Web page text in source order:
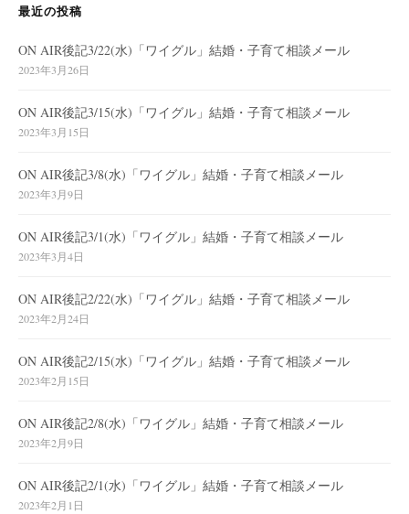
最近の投稿
ON AIR後記3/22(水)「ワイグル」結婚・子育て相談メール
2023年3月26日
ON AIR後記3/15(水)「ワイグル」結婚・子育て相談メール
2023年3月15日
ON AIR後記3/8(水)「ワイグル」結婚・子育て相談メール
2023年3月9日
ON AIR後記3/1(水)「ワイグル」結婚・子育て相談メール
2023年3月4日
ON AIR後記2/22(水)「ワイグル」結婚・子育て相談メール
2023年2月24日
ON AIR後記2/15(水)「ワイグル」結婚・子育て相談メール
2023年2月15日
ON AIR後記2/8(水)「ワイグル」結婚・子育て相談メール
2023年2月9日
ON AIR後記2/1(水)「ワイグル」結婚・子育て相談メール
2023年2月1日